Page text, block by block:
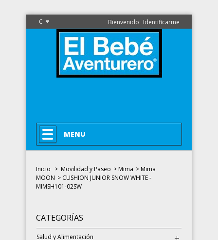
€ Bienvenido Identificarme
MENU
Inicio > Movilidad y Paseo > Mima > Mima
MOON > CUSHION JUNIOR SNOW WHITE -
MIMSH101-02SW
CATEGORÍAS
Salud y Alimentación